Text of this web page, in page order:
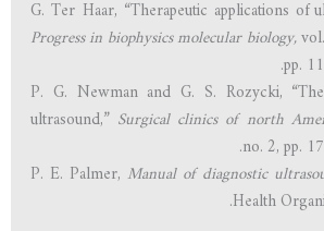
Progress in biophysics molecular biology,
pp.
P. G. Newman and G. S. Rozycki,
ultrasound,” Surgical clinics of north
no. 2, pp.
Manual of diagnostic
Health